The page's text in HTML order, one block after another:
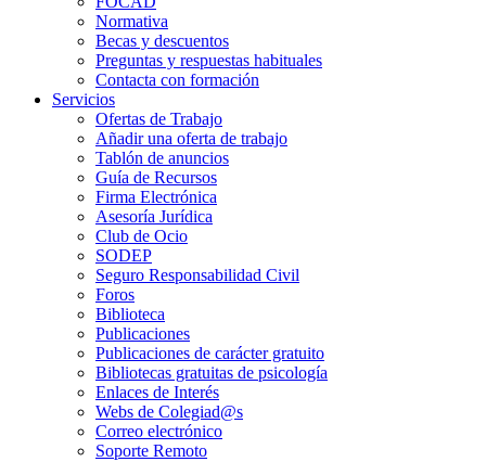
Normativa
Becas y descuentos
Preguntas y respuestas habituales
Contacta con formación
Servicios
Ofertas de Trabajo
Añadir una oferta de trabajo
Tablón de anuncios
Guía de Recursos
Firma Electrónica
Asesoría Jurídica
Club de Ocio
SODEP
Seguro Responsabilidad Civil
Foros
Biblioteca
Publicaciones
Publicaciones de carácter gratuito
Bibliotecas gratuitas de psicología
Enlaces de Interés
Webs de Colegiad@s
Correo electrónico
Soporte Remoto